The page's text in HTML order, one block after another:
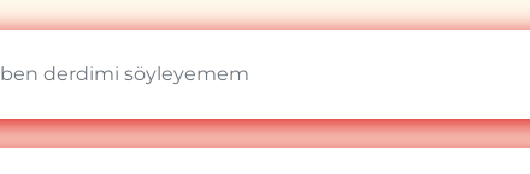
ben derdimi söyleyemem